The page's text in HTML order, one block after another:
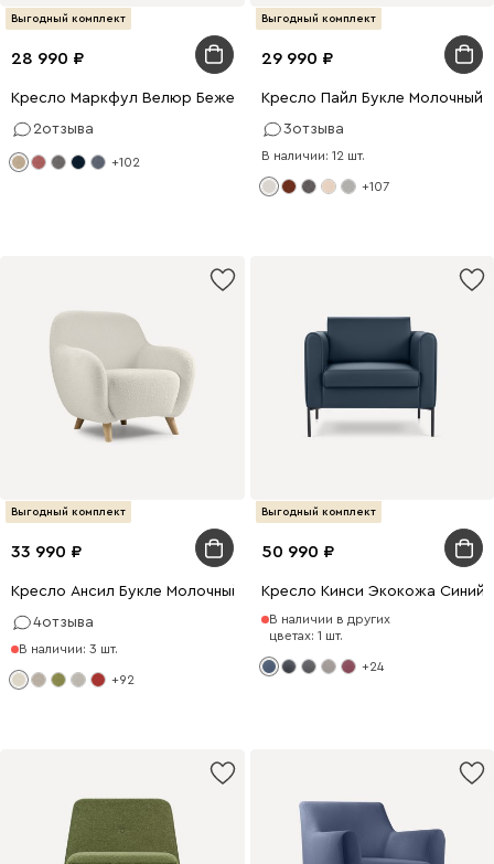
Выгодный комплект
28 990
Кресло Маркфул Велюр Бежевый
2отзыва
+102
Выгодный комплект
29 990
Кресло Пайл Букле Молочный
3отзыва
В наличии: 12 шт.
+107
Выгодный комплект
33 990
Кресло Ансил Букле Молочный
4отзыва
В наличии: 3 шт.
+92
Выгодный комплект
50 990
Кресло Кинси Экокожа Синий
В наличии в других
цветах: 1 шт.
+24